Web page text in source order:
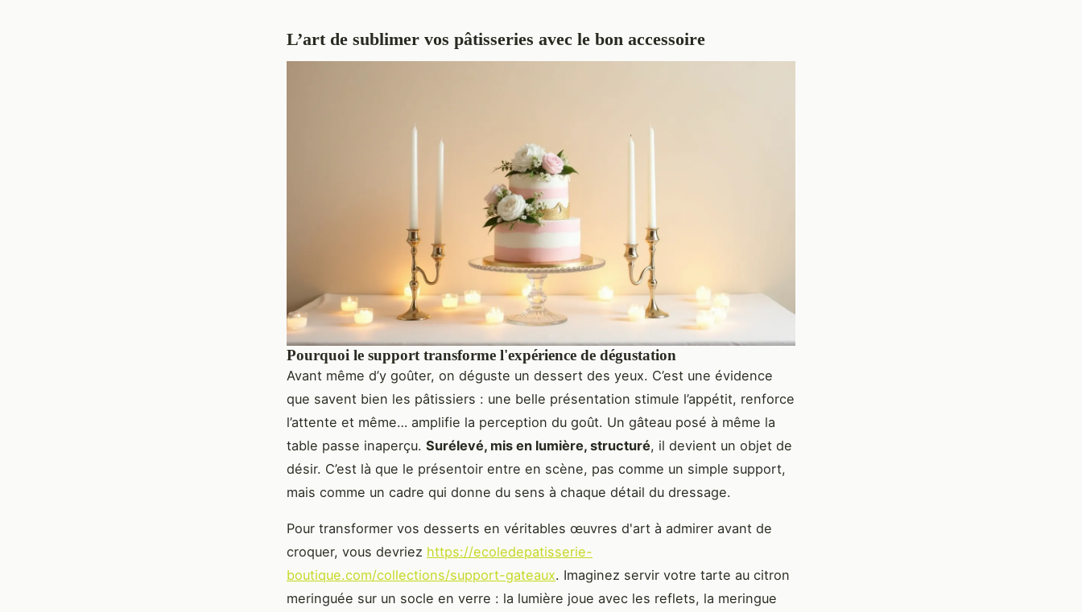
L’art de sublimer vos pâtisseries avec le bon accessoire
Pourquoi le support transforme l'expérience de dégustation
Avant même d’y goûter, on déguste un dessert des yeux. C’est une évidence
que savent bien les pâtissiers : une belle présentation stimule l’appétit, renforce
l’attente et même… amplifie la perception du goût. Un gâteau posé à même la
table passe inaperçu. Surélevé, mis en lumière, structuré, il devient un objet de
désir. C’est là que le présentoir entre en scène, pas comme un simple support,
mais comme un cadre qui donne du sens à chaque détail du dressage.
Pour transformer vos desserts en véritables œuvres d'art à admirer avant de
croquer, vous devriez https://ecoledepatisserie-
boutique.com/collections/support-gateaux. Imaginez servir votre tarte au citron
meringuée sur un socle en verre : la lumière joue avec les reflets, la meringue